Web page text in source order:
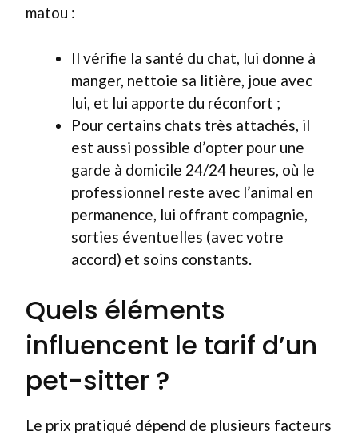
matou :
Il vérifie la santé du chat, lui donne à
manger, nettoie sa litière, joue avec
lui, et lui apporte du réconfort ;
Pour certains chats très attachés, il
est aussi possible d’opter pour une
garde à domicile 24/24 heures, où le
professionnel reste avec l’animal en
permanence, lui offrant compagnie,
sorties éventuelles (avec votre
accord) et soins constants.
Quels éléments
influencent le tarif d’un
pet-sitter ?
Le prix pratiqué dépend de plusieurs facteurs